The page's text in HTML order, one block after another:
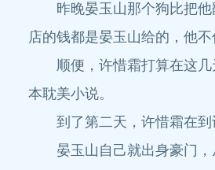
昨晚晏玉山那个狗比把他
店的钱都是晏玉山给的，他不
顺便，许惜霜打算在这几
本耽美小说。
到了第二天，许惜霜在到
晏玉山自己就出身豪门，